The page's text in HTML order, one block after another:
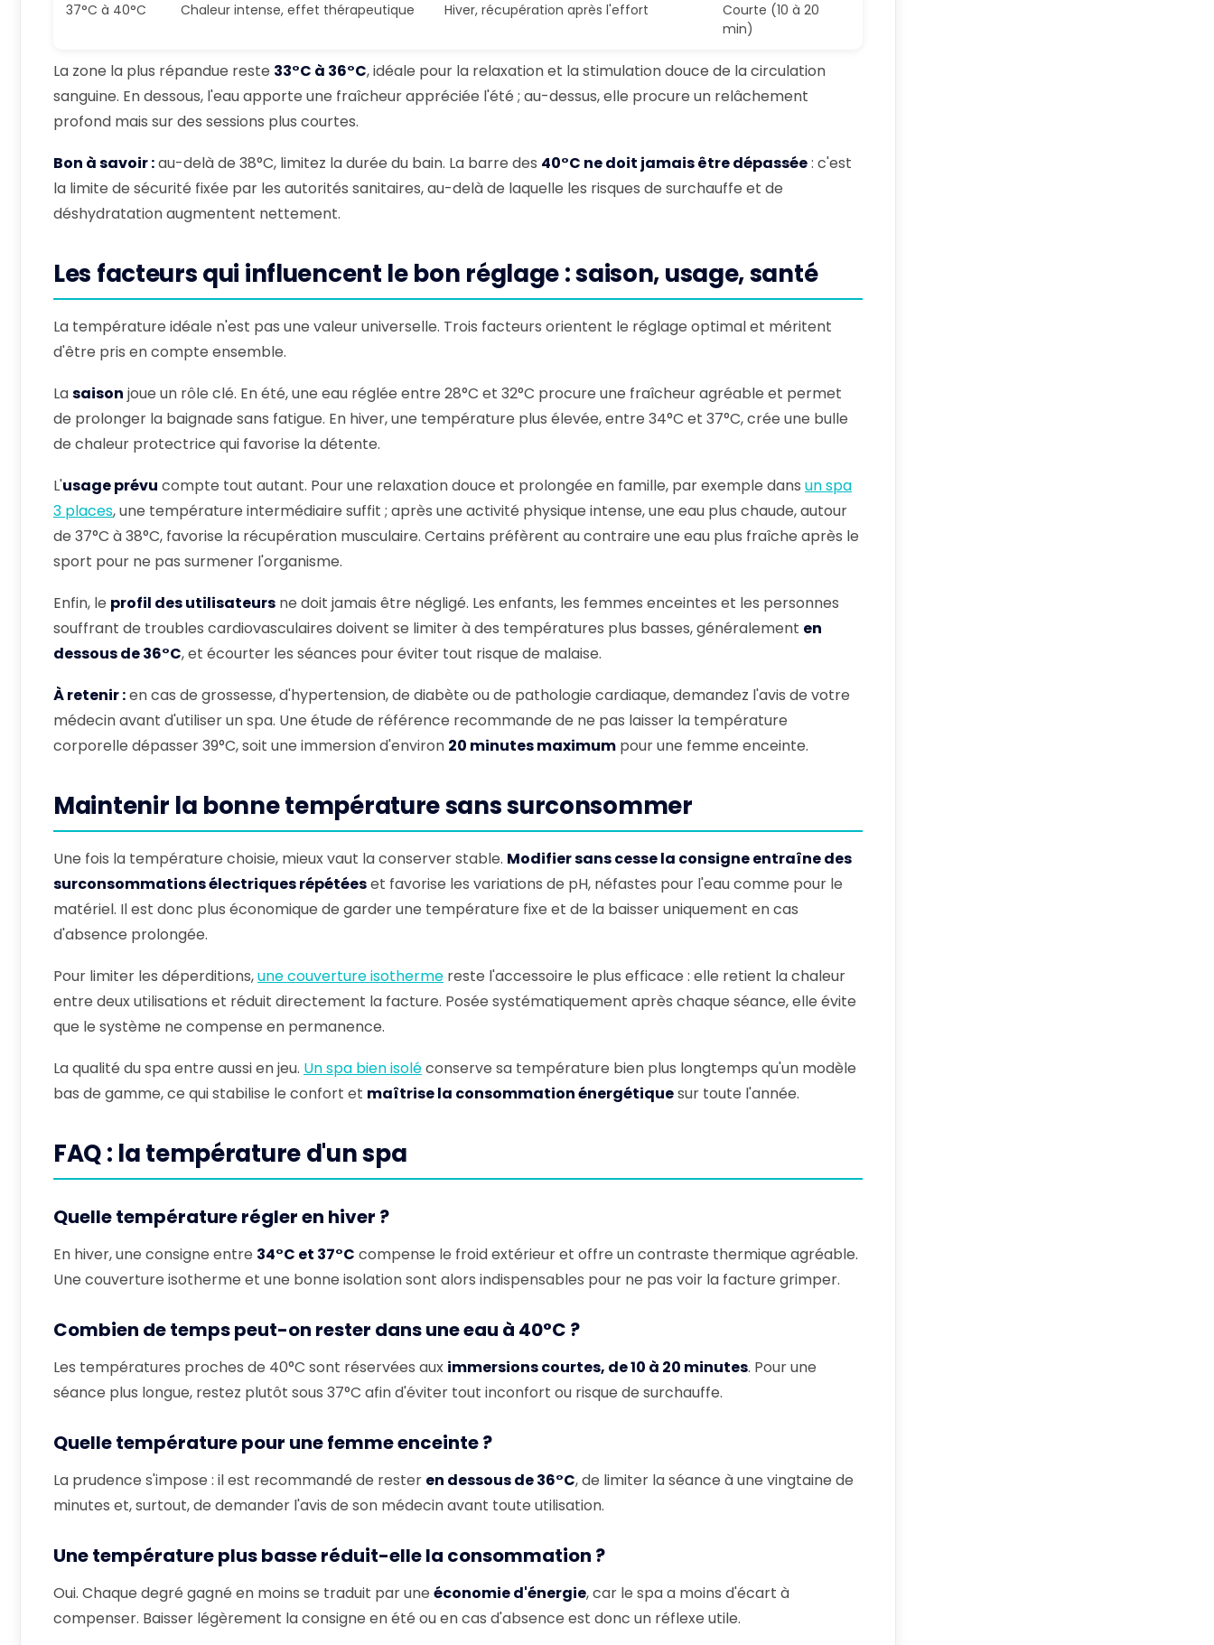
37°C à 40°C Chaleur intense, effet thérapeutique Hiver, récupération après l'effort
Courte (10 à 20
min)
La zone la plus répandue reste 33°C à 36°C, idéale pour la relaxation et la stimulation douce de la circulation
sanguine. En dessous, l'eau apporte une fraîcheur appréciée l'été ; au-dessus, elle procure un relâchement
profond mais sur des sessions plus courtes.
Bon à savoir :au-delà de 38°C, limitez la durée du bain. La barre des 40°C ne doit jamais être dépassée: c'est
la limite de sécurité fixée par les autorités sanitaires, au-delà de laquelle les risques de surchauffe et de
déshydratation augmentent nettement.
Les facteurs qui influencent le bon réglage : saison, usage, santé
La température idéale n'est pas une valeur universelle. Trois facteurs orientent le réglage optimal et méritent
d'être pris en compte ensemble.
Lasaison joue un rôle clé. En été, une eau réglée entre 28°C et 32°C procure une fraîcheur agréable et permet
de prolonger la baignade sans fatigue. En hiver, une température plus élevée, entre 34°C et 37°C, crée une bulle
de chaleur protectrice qui favorise la détente.
L'usage prévu compte tout autant. Pour une relaxation douce et prolongée en famille, par exemple dans un spa
3 places, une température intermédiaire suffit ; après une activité physique intense, une eau plus chaude, autour
de 37°C à 38°C, favorise la récupération musculaire. Certains préfèrent au contraire une eau plus fraîche après le
sport pour ne pas surmener l'organisme.
Enfin, le profil des utilisateurs ne doit jamais être négligé. Les enfants, les femmes enceintes et les personnes
souffrant de troubles cardiovasculaires doivent se limiter à des températures plus basses, généralement en
dessous de 36°C, et écourter les séances pour éviter tout risque de malaise.
À retenir :en cas de grossesse, d'hypertension, de diabète ou de pathologie cardiaque, demandez l'avis de votre
médecin avant d'utiliser un spa. Une étude de référence recommande de ne pas laisser la température
corporelle dépasser 39°C, soit une immersion d'environ 20 minutes maximum pour une femme enceinte.
Maintenir la bonne température sans surconsommer
Une fois la température choisie, mieux vaut la conserver stable. Modifier sans cesse la consigne entraîne des
surconsommations électriques répétéeset favorise les variations de pH, néfastes pour l'eau comme pour le
matériel. Il est donc plus économique de garder une température fixe et de la baisser uniquement en cas
d'absence prolongée.
Pour limiter les déperditions,une couverture isotherme reste l'accessoire le plus efficace : elle retient la chaleur
entre deux utilisations et réduit directement la facture. Posée systématiquement après chaque séance, elle évite
que le système ne compense en permanence.
La qualité du spa entre aussi en jeu. Un spa bien isoléconserve sa température bien plus longtemps qu'un modèle
bas de gamme, ce qui stabilise le confort et maîtrise la consommation énergétiquesur toute l'année.
FAQ : la température d'un spa
Quelle température régler en hiver ?
En hiver, une consigne entre 34°C et 37°C compense le froid extérieur et offre un contraste thermique agréable.
Une couverture isotherme et une bonne isolation sont alors indispensables pour ne pas voir la facture grimper.
Combien de temps peut-on rester dans une eau à 40°C ?
Les températures proches de 40°C sont réservées aux immersions courtes, de 10 à 20 minutes. Pour une
séance plus longue, restez plutôt sous 37°C afin d'éviter tout inconfort ou risque de surchauffe.
Quelle température pour une femme enceinte ?
La prudence s'impose : il est recommandé de rester en dessous de 36°C, de limiter la séance à une vingtaine de
minutes et, surtout, de demander l'avis de son médecin avant toute utilisation.
Une température plus basse réduit-elle la consommation ?
Oui. Chaque degré gagné en moins se traduit par une économie d'énergie, car le spa a moins d'écart à
compenser. Baisser légèrement la consigne en été ou en cas d'absence est donc un réflexe utile.